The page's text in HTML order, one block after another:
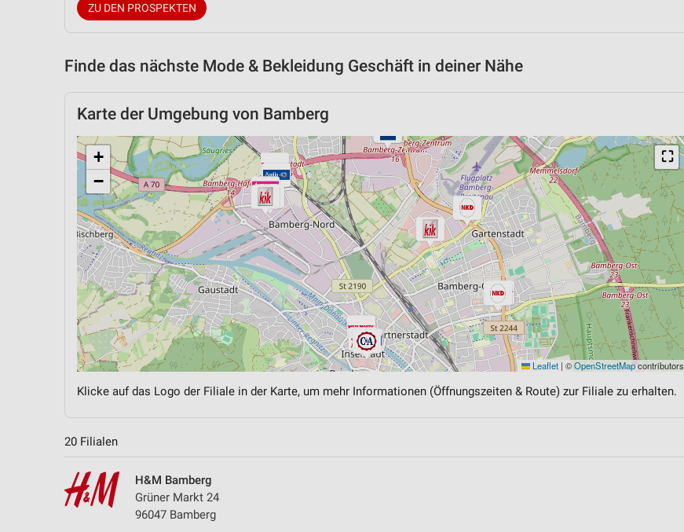
ZU DEN PROSPEKTEN
Finde das nächste Mode & Bekleidung Geschäft in deiner Nähe
Karte der Umgebung von Bamberg
⛶
+
−
Leaflet | ©OpenStreetMapcontributors
Klicke auf das Logo der Filiale in der Karte, um mehr Informationen (Öffnungszeiten & Route) zur Filiale zu erhalten.
20 Filialen
H&M Bamberg
Grüner Markt 24
96047 Bamberg